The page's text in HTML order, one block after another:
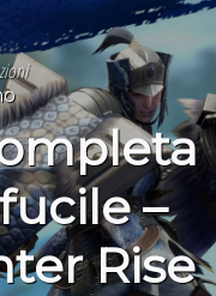
–
Rise